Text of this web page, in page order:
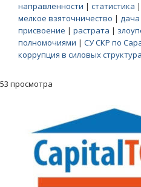
направленности | статистика |
мелкое взяточничество | дача
присвоение | растрата |
полномочиями | СУ СКР по
коррупция в силовых
53 просмотра